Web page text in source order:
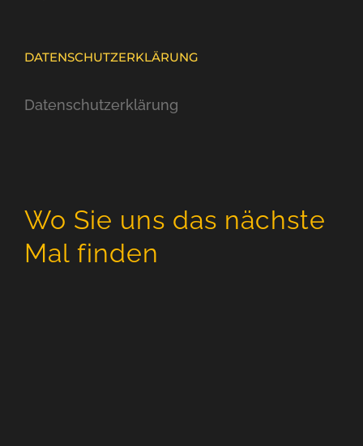
DATENSCHUTZERKLÄRUNG
Datenschutzerklärung
Wo Sie uns das nächste
Mal finden